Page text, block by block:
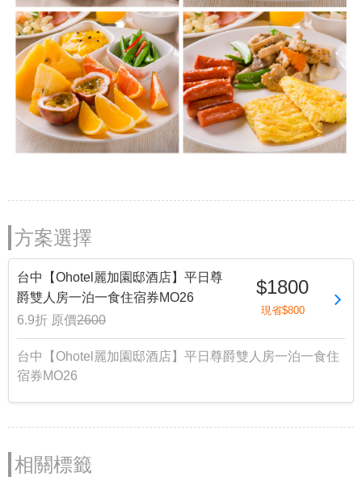
方案選擇
台中【Ohotel麗加園邸酒店】平日尊
爵雙人房一泊一食住宿券MO26
6.9折 原價2600
$1800
現省$800
台中【Ohotel麗加園邸酒店】平日尊爵雙人房一泊一食住
宿券MO26
相關標籤